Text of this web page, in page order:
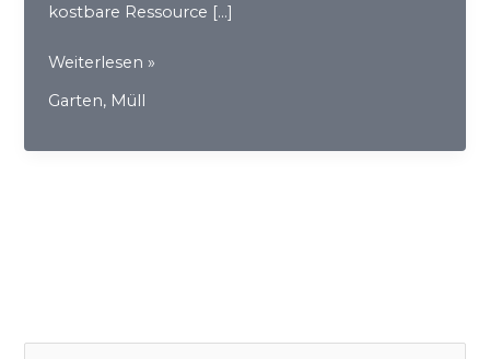
kostbare Ressource […]
Kompostieren
Weiterlesen »
Garten, Müll